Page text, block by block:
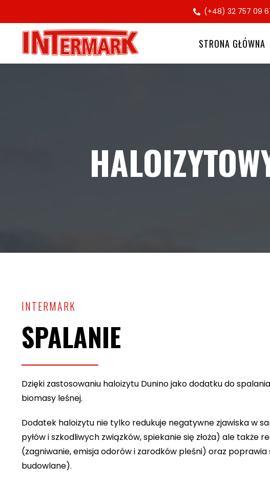
(+48) 32 757 09
STRONA GŁÓWNA
INTERMARK
SPALANIE
Dzięki zastosowaniu haloizytu Dunino jako dodatku do
biomasy leśnej.
Dodatek haloizytu nie tylko redukuje negatywne zjawiska w
pyłów i szkodliwych związków, spiekanie się złoża) ale
(zagniwanie, emisja odorów i zarodków pleśni) oraz
budowlane).